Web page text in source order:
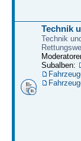
Technik
Technik
Subalben: